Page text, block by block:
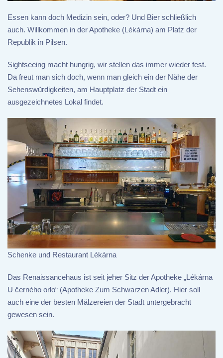
Essen kann doch Medizin sein, oder? Und Bier schließlich
auch. Willkommen in der Apotheke (Lékárna) am Platz der
Republik in Pilsen.
Sightseeing macht hungrig, wir stellen das immer wieder fest.
Da freut man sich doch, wenn man gleich ein der Nähe der
Sehenswürdigkeiten, am Hauptplatz der Stadt ein
ausgezeichnetes Lokal findet.
Schenke und Restaurant Lékárna
Das Renaissancehaus ist seit jeher Sitz der Apotheke „Lékárna
U černého orlo“ (Apotheke Zum Schwarzen Adler). Hier soll
auch eine der besten Mälzereien der Stadt untergebracht
gewesen sein.